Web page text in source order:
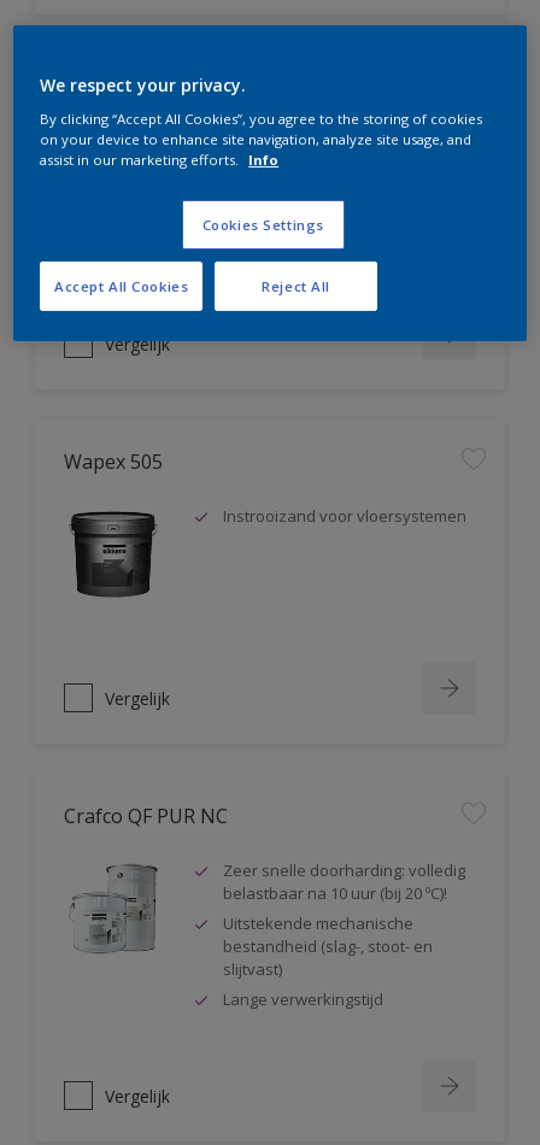
Wapex 660 Mat
Uitstekende mechanische
bestandheid (slag-, slijt- en
Chemicaliënvast
Mooi mat eindresultaat
Vergelijk
Wapex 505
Instrooizand voor vloersystemen
Vergelijk
Crafco QF PUR NC
Zeer snelle doorharding: volledig
belastbaar na 10 uur (bij 20 ºC)!
Uitstekende mechanische
bestandheid (slag-, stoot- en
slijtvast)
Lange verwerkingstijd
Vergelijk
We respect your privacy.
By clicking “Accept All Cookies”, you agree to the storing of cookies
on your device to enhance site navigation, analyze site usage, and
assist in our marketing efforts.
Info
Cookies Settings
Reject All
Accept All Cookies